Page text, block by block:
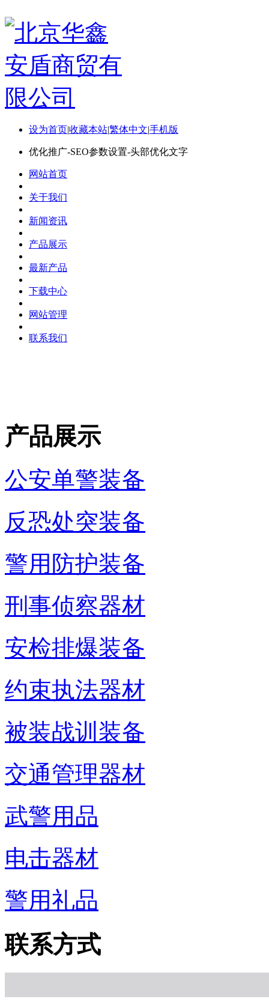
设为首页|收藏本站|繁体中文|手机版
优化推广-SEO参数设置-头部优化文字
网站首页
关于我们
新闻资讯
产品展示
最新产品
下载中心
网站管理
联系我们
产品展示
公安单警装备
反恐处突装备
警用防护装备
刑事侦察器材
安检排爆装备
约束执法器材
被装战训装备
交通管理器材
武警用品
电击器材
警用礼品
联系方式